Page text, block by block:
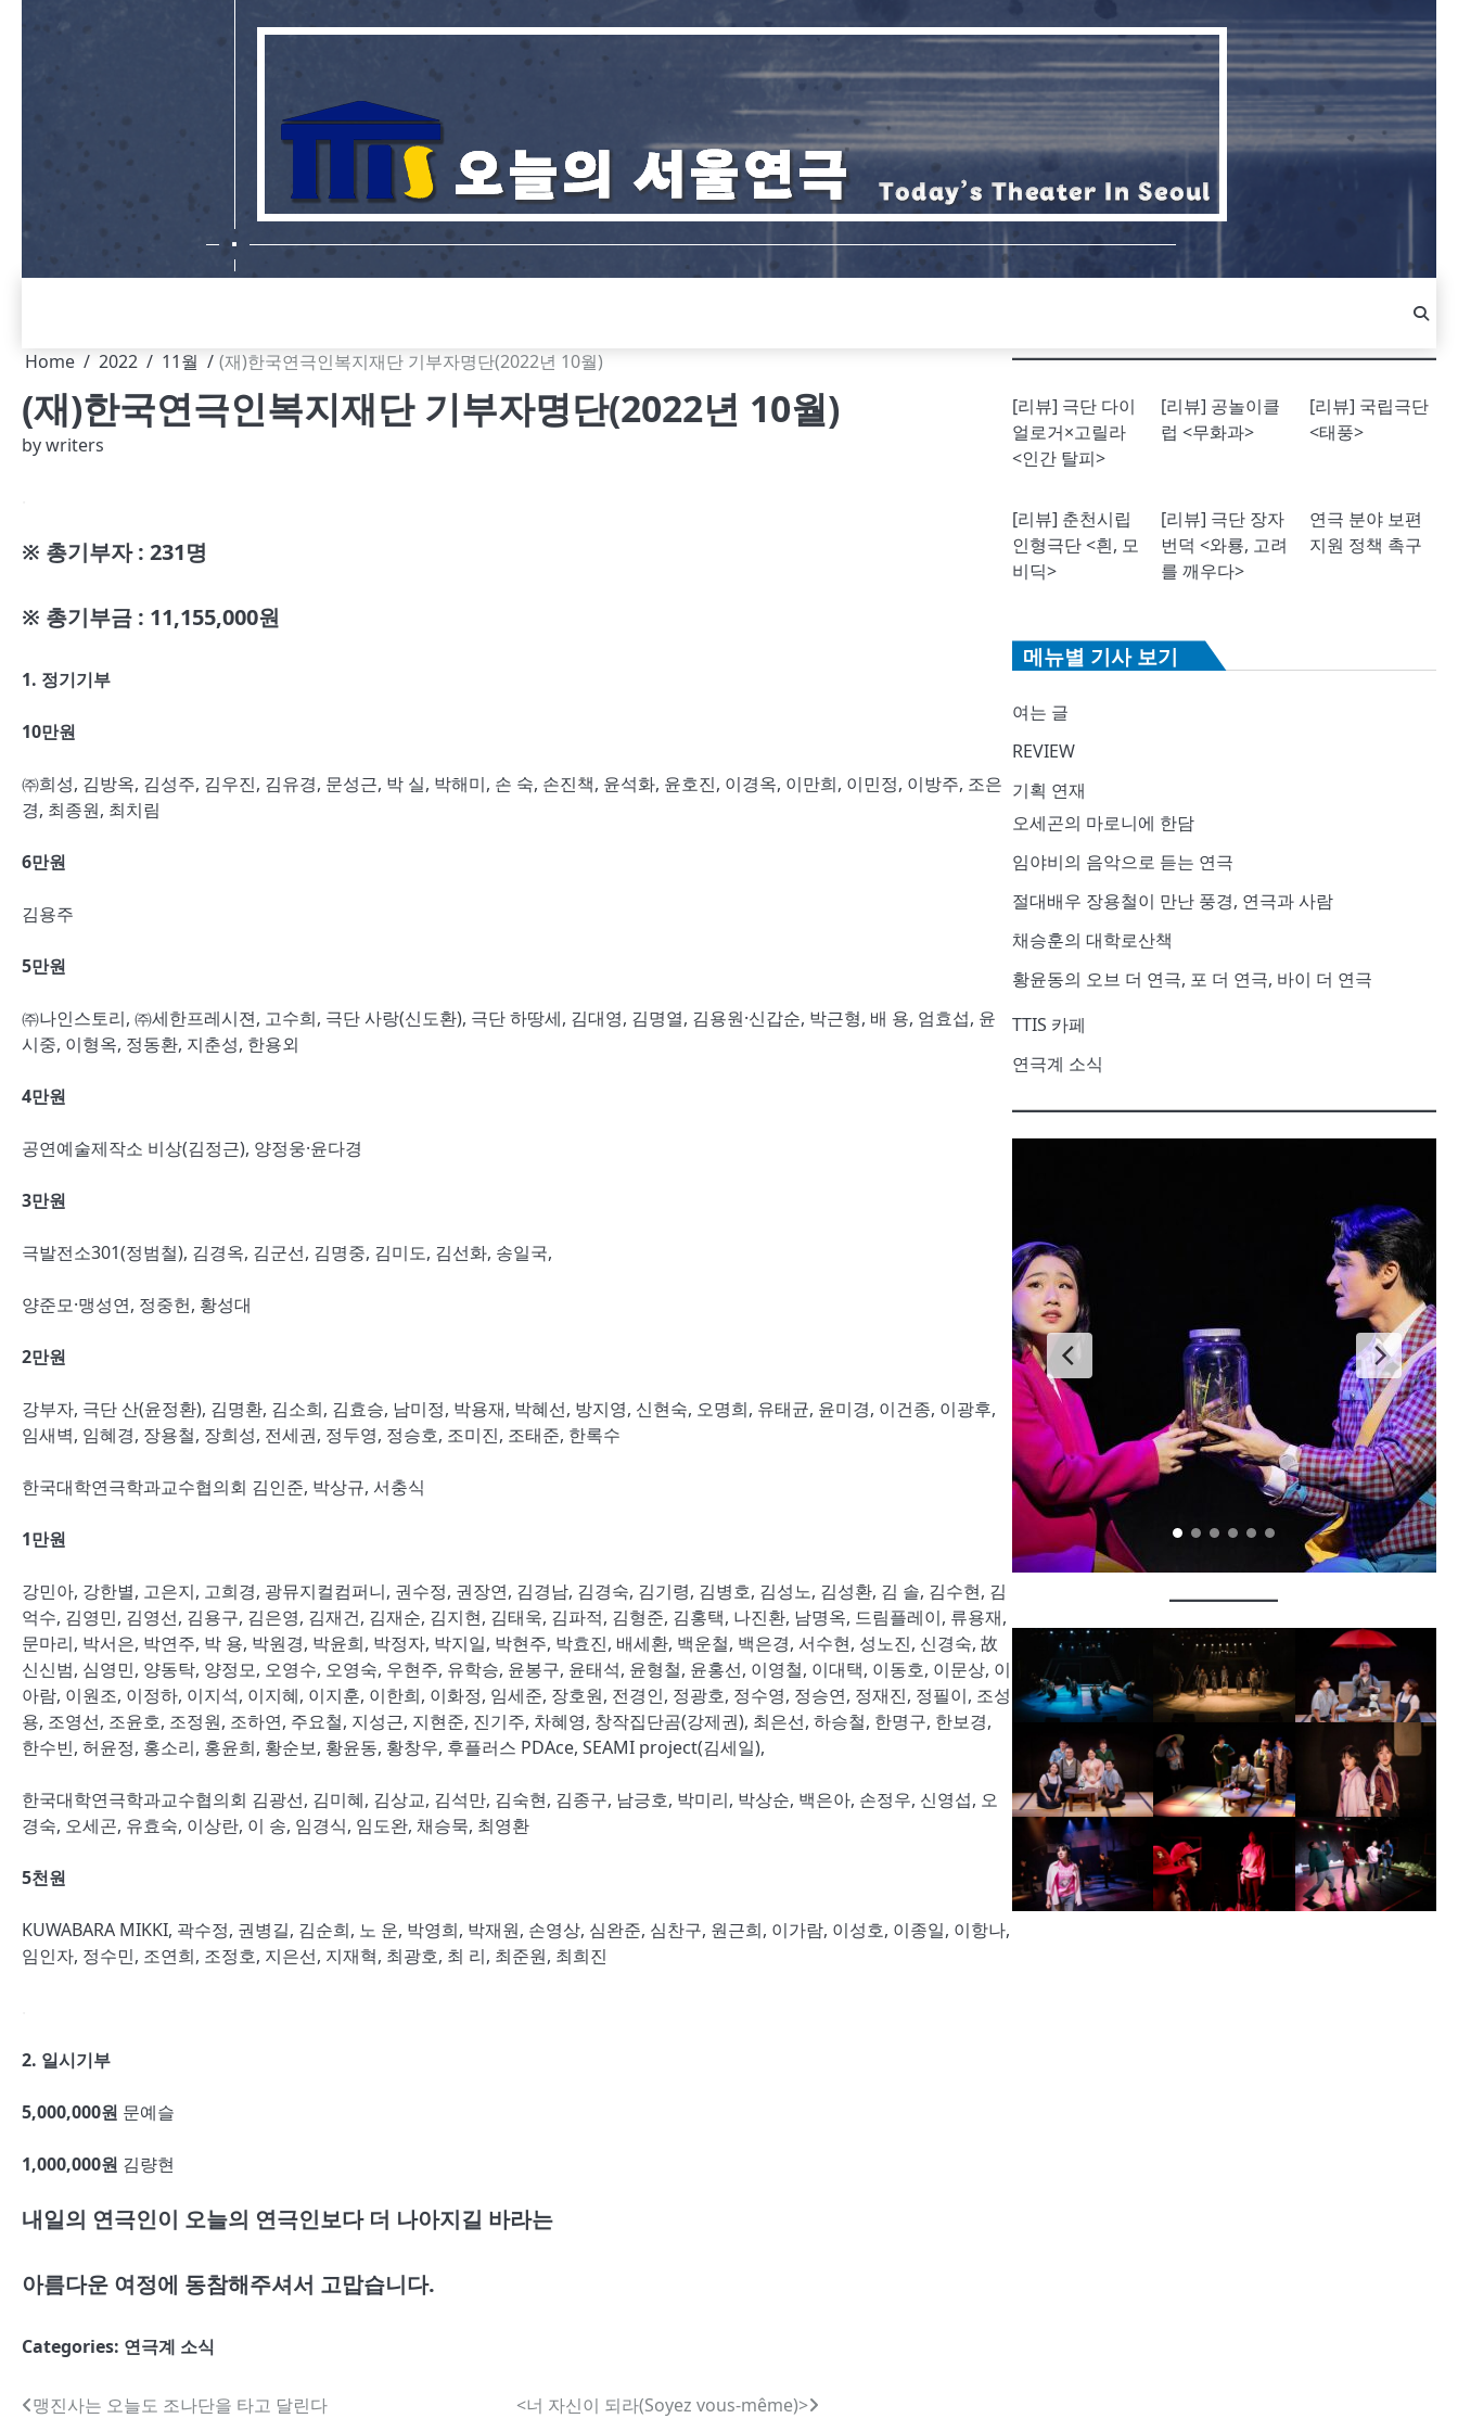
Home 2022 11월 (재)한국연극인복지재단 기부자명단(2022년 10월)
(재)한국연극인복지재단 기부자명단(2022년 10월)
bywriters
※ 총기부자 : 231명
※ 총기부금 : 11,155,000원
1. 정기기부
10만원
㈜희성, 김방옥, 김성주, 김우진, 김유경, 문성근, 박 실, 박해미, 손 숙, 손진책, 윤석화, 윤호진, 이경옥, 이만희, 이민정, 이방주, 조은
경, 최종원, 최치림
6만원
김용주
5만원
㈜나인스토리, ㈜세한프레시젼, 고수희, 극단 사랑(신도환), 극단 하땅세, 김대영, 김명열, 김용원·신갑순, 박근형, 배 용, 엄효섭, 윤
시중, 이형옥, 정동환, 지춘성, 한용외
4만원
공연예술제작소 비상(김정근), 양정웅·윤다경
3만원
극발전소301(정범철), 김경옥, 김군선, 김명중, 김미도, 김선화, 송일국,
양준모·맹성연, 정중헌, 황성대
2만원
강부자, 극단 산(윤정환), 김명환, 김소희, 김효승, 남미정, 박용재, 박혜선, 방지영, 신현숙, 오명희, 유태균, 윤미경, 이건종, 이광후,
임새벽, 임혜경, 장용철, 장희성, 전세권, 정두영, 정승호, 조미진, 조태준, 한록수
한국대학연극학과교수협의회 김인준, 박상규, 서충식
1만원
강민아, 강한별, 고은지, 고희경, 광뮤지컬컴퍼니, 권수정, 권장연, 김경남, 김경숙, 김기령, 김병호, 김성노, 김성환, 김 솔, 김수현, 김
억수, 김영민, 김영선, 김용구, 김은영, 김재건, 김재순, 김지현, 김태욱, 김파적, 김형준, 김홍택, 나진환, 남명옥, 드림플레이, 류용재,
문마리, 박서은, 박연주, 박 용, 박원경, 박윤희, 박정자, 박지일, 박현주, 박효진, 배세환, 백운철, 백은경, 서수현, 성노진, 신경숙, 故
신신범, 심영민, 양동탁, 양정모, 오영수, 오영숙, 우현주, 유학승, 윤봉구, 윤태석, 윤형철, 윤홍선, 이영철, 이대택, 이동호, 이문상, 이
아람, 이원조, 이정하, 이지석, 이지혜, 이지훈, 이한희, 이화정, 임세준, 장호원, 전경인, 정광호, 정수영, 정승연, 정재진, 정필이, 조성
용, 조영선, 조윤호, 조정원, 조하연, 주요철, 지성근, 지현준, 진기주, 차혜영, 창작집단곰(강제권), 최은선, 하승철, 한명구, 한보경,
한수빈, 허윤정, 홍소리, 홍윤희, 황순보, 황윤동, 황창우, 후플러스 PDAce, SEAMI project(김세일),
한국대학연극학과교수협의회 김광선, 김미혜, 김상교, 김석만, 김숙현, 김종구, 남긍호, 박미리, 박상순, 백은아, 손정우, 신영섭, 오
경숙, 오세곤, 유효숙, 이상란, 이 송, 임경식, 임도완, 채승묵, 최영환
5천원
KUWABARA MIKKI, 곽수정, 권병길, 김순희, 노 운, 박영희, 박재원, 손영상, 심완준, 심찬구, 원근희, 이가람, 이성호, 이종일, 이항나,
임인자, 정수민, 조연희, 조정호, 지은선, 지재혁, 최광호, 최 리, 최준원, 최희진
2. 일시기부
5,000,000원 문예슬
1,000,000원 김량현
내일의 연극인이 오늘의 연극인보다 더 나아지길 바라는
아름다운 여정에 동참해주셔서 고맙습니다.
Categories: 연극계 소식
글맹진사는 오늘도 조나단을 타고 달린다 <너 자신이 되라(Soyez vous-même)>
[리뷰] 극단 다이
얼로거×고릴라
<인간 탈피>
[리뷰] 공놀이클
럽 <무화과>
[리뷰] 국립극단
<태풍>
[리뷰] 춘천시립
인형극단 <흰, 모
비딕>
[리뷰] 극단 장자
번덕 <와룡, 고려
를 깨우다>
연극 분야 보편
지원 정책 촉구
메뉴별 기사 보기
여는 글
REVIEW
기획 연재
오세곤의 마로니에 한담
임야비의 음악으로 듣는 연극
절대배우 장용철이 만난 풍경, 연극과 사람
채승훈의 대학로산책
황윤동의 오브 더 연극, 포 더 연극, 바이 더 연극
TTIS 카페
연극계 소식